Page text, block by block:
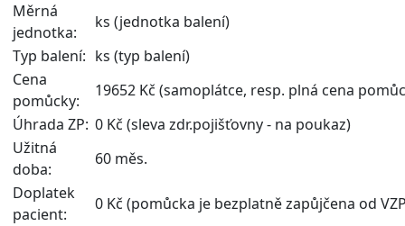
Měrná
jednotka:
ks (jednotka balení)
Typ balení: ks (typ balení)
Cena
pomůcky:
19652 Kč (samoplátce, resp. plná cena
Úhrada ZP: 0 Kč (sleva zdr.pojišťovny - na poukaz)
Užitná
doba:
60 měs.
Doplatek
pacient:
0 Kč (pomůcka je bezplatně zapůjčena od